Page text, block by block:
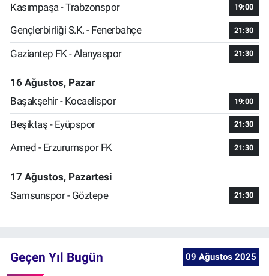
Kasımpaşa - Trabzonspor 19:00
Gençlerbirliği S.K. - Fenerbahçe 21:30
Gaziantep FK - Alanyaspor 21:30
16 Ağustos, Pazar
Başakşehir - Kocaelispor
19:00
Beşiktaş - Eyüpspor 21:30
Amed - Erzurumspor FK 21:30
17 Ağustos, Pazartesi
Samsunspor - Göztepe
21:30
Geçen Yıl Bugün 09 Ağustos 2025